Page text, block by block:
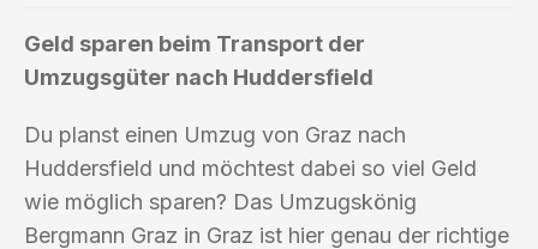
Geld sparen beim Transport der
Umzugsgüter nach Huddersfield
Du planst einen Umzug von Graz nach
Huddersfield und möchtest dabei so viel Geld
wie möglich sparen? Das Umzugskönig
Bergmann Graz in Graz ist hier genau der richtige